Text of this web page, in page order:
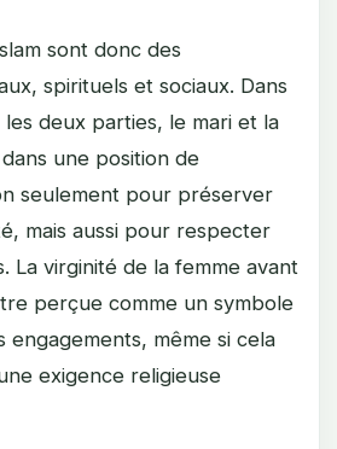
sont donc des
spirituels et sociaux. Dans
deux parties, le mari et la
une position de
seulement pour préserver
mais aussi pour respecter
La virginité de la femme avant
perçue comme un symbole
engagements, même si cela
exigence religieuse